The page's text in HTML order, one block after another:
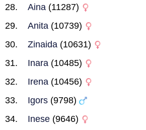
Aina (11287)
Anita (10739)
Zinaida (10631)
Inara (10485)
Irena (10456)
Igors (9798)
Inese (9646)